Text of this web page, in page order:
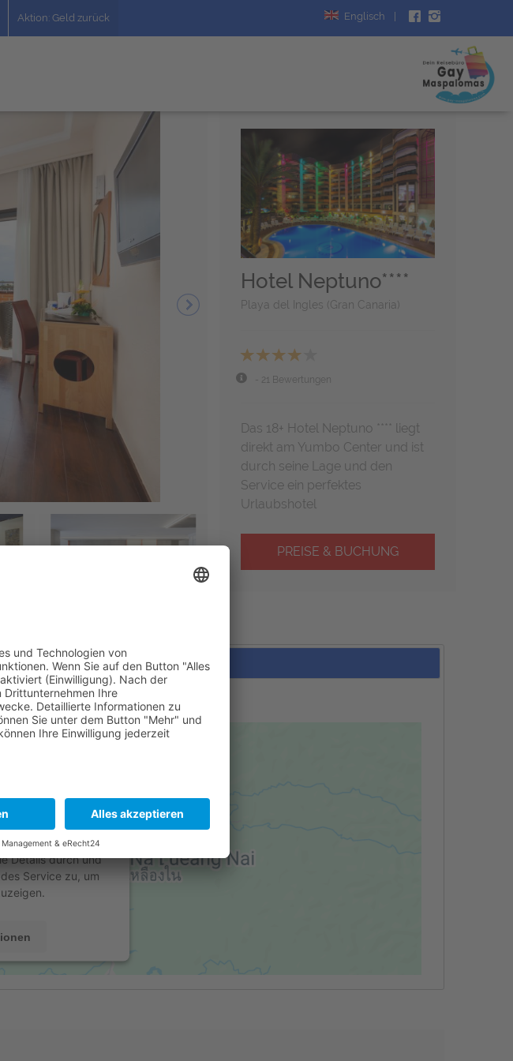
Aktion: Geld zurück Englisch
Hotel Neptuno****
Playa del Ingles (Gran Canaria)
- 21 Bewertungen
Das 18+ Hotel Neptuno **** liegt
direkt am Yumbo Center und ist
durch seine Lage und den
Service ein perfektes
Urlaubshotel
PREISE & BUCHUNG
zu laden!
eines
einzubetten.
Ihren Aktivitäten
Details durch und
Service zu, um